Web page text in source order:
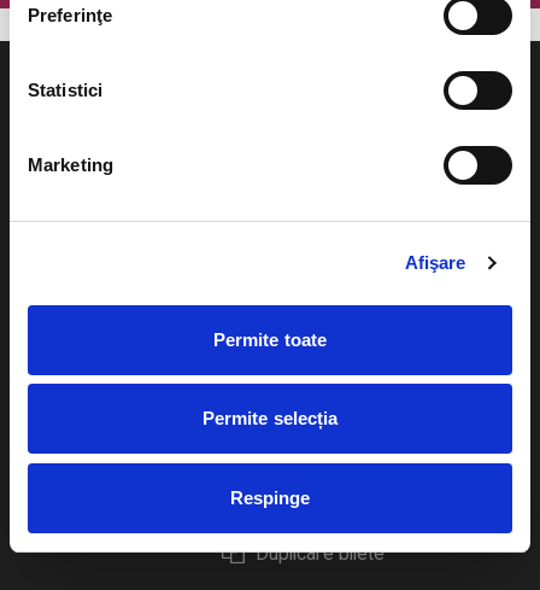
Preferinţe
Statistici
Marketing
Afişare
Permite toate
Permite selecția
Respinge
Cum comand bilete?
Plata online sau cash
eBilet printat acasa
Livrare prin curier
Returnare bilete
Duplicare bilete
Evenimente
festivaluri
Pentru copii